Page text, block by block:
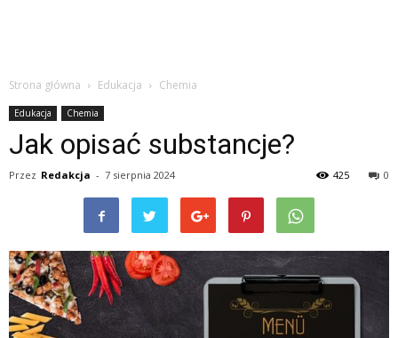
Strona główna Edukacja Chemia
Edukacja Chemia
Jak opisać substancje?
Przez Redakcja - 7 sierpnia 2024 0
425